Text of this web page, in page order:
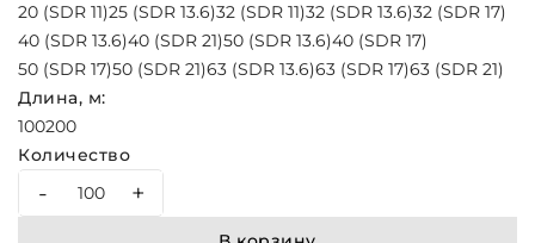
20 (SDR 11)25 (SDR 13.6)32 (SDR 11)32 (SDR 13.6)32 (SDR 17)
40 (SDR 13.6)40 (SDR 21)50 (SDR 13.6)40 (SDR 17)
50 (SDR 17)50 (SDR 21)63 (SDR 13.6)63 (SDR 17)63 (SDR 21)
Длина, м:
100200
Количество
- +